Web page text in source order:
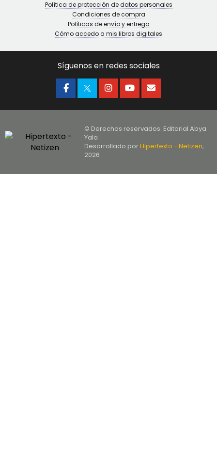
Política de protección de datos personales
Condiciones de compra
Políticas de envío y entrega
Cómo accedo a mis libros digitales
Síguenos en redes sociales
© Derechos reservados. Editorial Abya
Yala
Desarrollado porHipertexto - Netizen,
2026